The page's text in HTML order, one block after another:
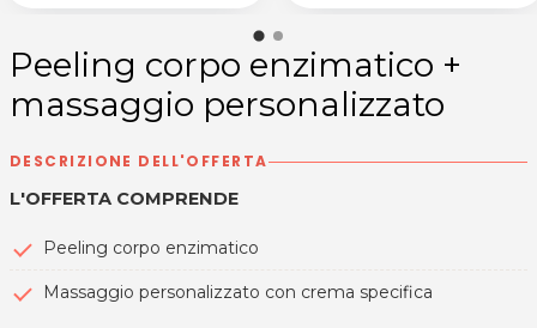
Peeling corpo enzimatico +
massaggio personalizzato
DESCRIZIONE DELL'OFFERTA
L'OFFERTA COMPRENDE
Peeling corpo enzimatico
Massaggio personalizzato con crema specifica